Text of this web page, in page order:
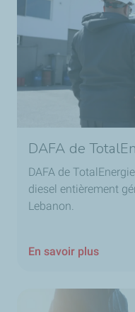
DAFA de
DAFA de
diesel entièrement
Lebanon.
En savoir plus